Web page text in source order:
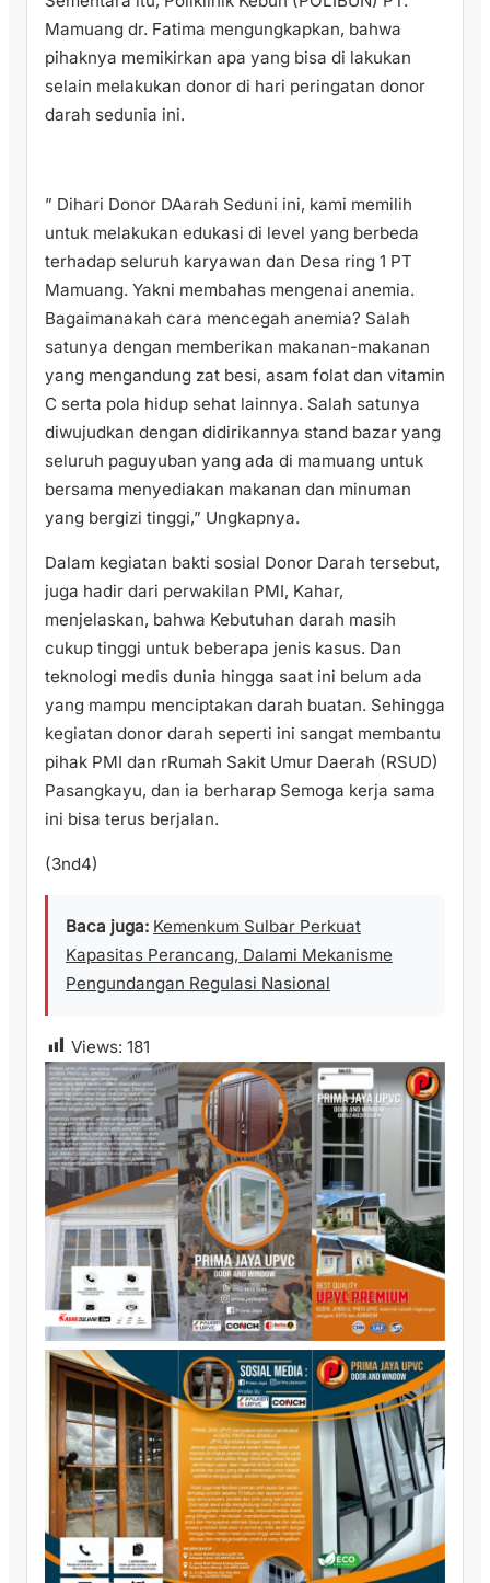
Mamuang dr. Fatima mengungkapkan, bahwa
pihaknya memikirkan apa yang bisa di lakukan
selain melakukan donor di hari peringatan donor
darah sedunia ini.
” Dihari Donor DAarah Seduni ini, kami memilih
untuk melakukan edukasi di level yang berbeda
terhadap seluruh karyawan dan Desa ring 1 PT
Mamuang. Yakni membahas mengenai anemia.
Bagaimanakah cara mencegah anemia? Salah
satunya dengan memberikan makanan-makanan
yang mengandung zat besi, asam folat dan vitamin
C serta pola hidup sehat lainnya. Salah satunya
diwujudkan dengan didirikannya stand bazar yang
seluruh paguyuban yang ada di mamuang untuk
bersama menyediakan makanan dan minuman
yang bergizi tinggi,” Ungkapnya.
Dalam kegiatan bakti sosial Donor Darah tersebut,
juga hadir dari perwakilan PMI, Kahar,
menjelaskan, bahwa Kebutuhan darah masih
cukup tinggi untuk beberapa jenis kasus. Dan
teknologi medis dunia hingga saat ini belum ada
yang mampu menciptakan darah buatan. Sehingga
kegiatan donor darah seperti ini sangat membantu
pihak PMI dan rRumah Sakit Umur Daerah (RSUD)
Pasangkayu, dan ia berharap Semoga kerja sama
ini bisa terus berjalan.
(3nd4)
Baca juga: Kemenkum Sulbar Perkuat
Kapasitas Perancang, Dalami Mekanisme
Pengundangan Regulasi Nasional
Views: 181